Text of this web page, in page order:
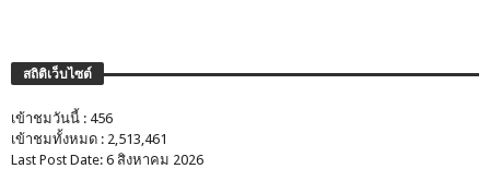
สถิติเว็บไซต์
เข้าชมวันนี้ : 456
เข้าชมทั้งหมด : 2,513,461
Last Post Date: 6 สิงหาคม 2026